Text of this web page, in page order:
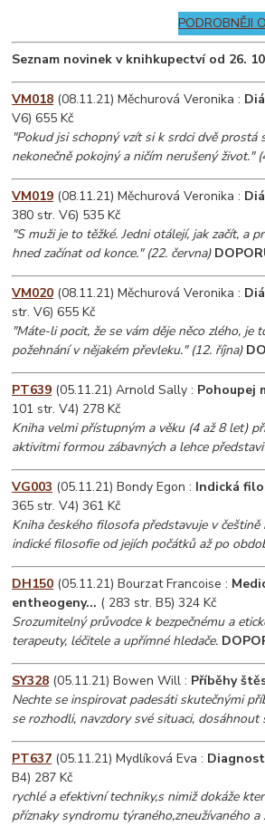
PODROBNĚJI
Seznam novinek v knihkupectví od 26.
VM018 (08.11.21) Měchurová Veronika :
V6) 655 Kč
"Pokud jsi schopný vzít si k srdci dvě
nekonečně pokojný a ničím nerušený život."
VM019 (08.11.21) Měchurová Veronika :
380 str. V6) 535 Kč
"S muži je to těžké. Jedni otálejí, jak začít, a
hned začínat od konce." (22. června)
VM020 (08.11.21) Měchurová Veronika :
str. V6) 655 Kč
"Máte-li pocit, že se vám děje něco zlého,
požehnání v nějakém převleku." (12. října)
PT639 (05.11.21) Arnold Sally : Pohoupej
101 str. V4) 278 Kč
Kniha velmi přístupným a věku (4 až 8 let)
aktivitmi formou zábavných a lehce
VG003 (05.11.21) Bondy Egon : Indická
365 str. V4) 361 Kč
Kniha českého filosofa představuje v
indické filosofie od jejích počátků až po
DH150 (05.11.21) Bourzat Francoise :
entheogeny... ( 283 str. B5) 324 Kč
Srozumitelný průvodce k bezpečnému a
terapeuty, léčitele a upřímné hledače.
SY328 (05.11.21) Bowen Will : Příběhy
Nechte se inspirovat padesáti skutečnými
se rozhodli, navzdory své situaci, dosáhnout
PT637 (05.11.21) Mydlíková Eva :
B4) 287 Kč
rychlé a efektivní techniky,s nimiž dokáže
příznaky syndromu týraného,zneužívaného